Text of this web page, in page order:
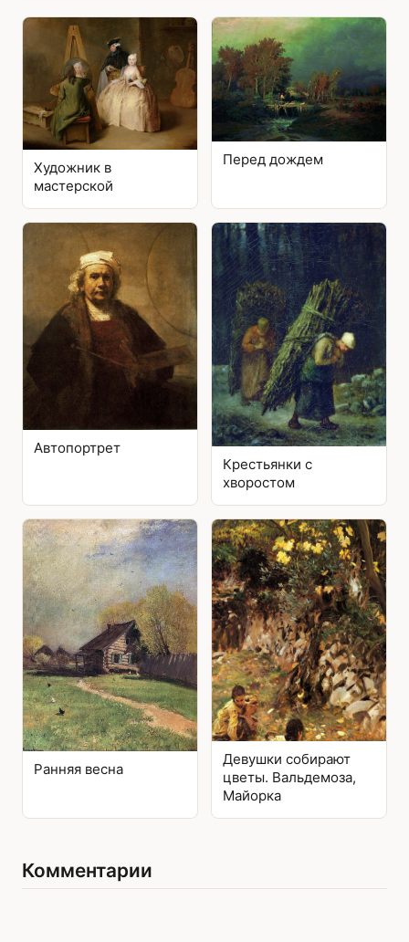
Художник в
мастерской
Перед дождем
Автопортрет
Крестьянки с
хворостом
Ранняя весна
Девушки собирают
цветы. Вальдемоза,
Майорка
Комментарии